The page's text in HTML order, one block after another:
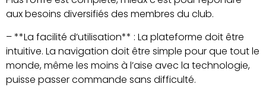
aux besoins diversifiés des membres du club.
– **La facilité d’utilisation** : La plateforme doit être
intuitive. La navigation doit être simple pour que tout le
monde, même les moins à l’aise avec la technologie,
puisse passer commande sans difficulté.